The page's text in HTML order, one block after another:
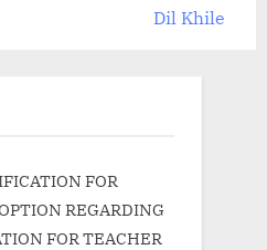
Dil Khile
FOR
REGARDING
FOR TEACHER